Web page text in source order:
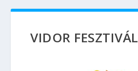
VIDOR FESZTIVÁL